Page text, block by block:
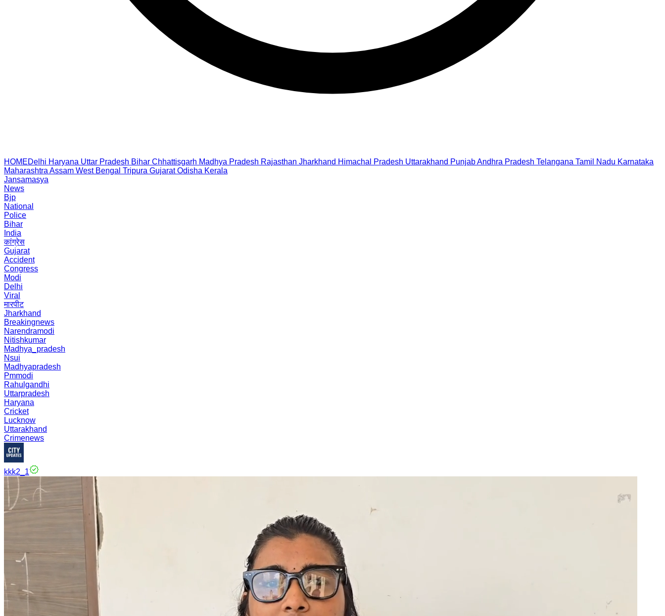
HOMEDelhi Haryana Uttar Pradesh Bihar Chhattisgarh Madhya Pradesh Rajasthan Jharkhand Himachal Pradesh Uttarakhand PunjabAndhra Pradesh Telangana Tamil Nadu Karnataka
Maharashtra Assam West Bengal Tripura Gujarat Odisha Kerala
Jansamasya
News
Bjp
National
Police
Bihar
India
कांग्रेस
Gujarat
Accident
Congress
Modi
Delhi
Viral
मारपीट
Jharkhand
Breakingnews
Narendramodi
Nitishkumar
Madhya_pradesh
Nsui
Madhyapradesh
Pmmodi
Rahulgandhi
Uttarpradesh
Haryana
Cricket
Lucknow
Uttarakhand
Crimenews
kkk2_1